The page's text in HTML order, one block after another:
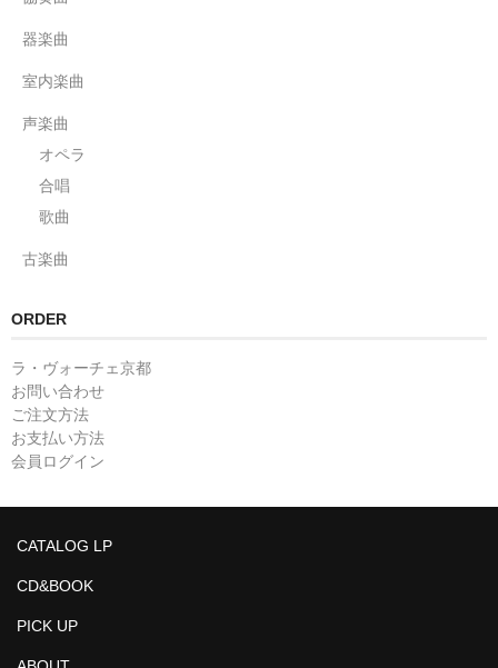
器楽曲
室内楽曲
声楽曲
オペラ
合唱
歌曲
古楽曲
ORDER
ラ・ヴォーチェ京都
お問い合わせ
ご注文方法
お支払い方法
会員ログイン
CATALOG LP
CD&BOOK
PICK UP